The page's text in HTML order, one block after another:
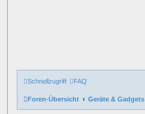
Schnellzugriff FAQ
Foren-Übersicht Geräte & Gadgets